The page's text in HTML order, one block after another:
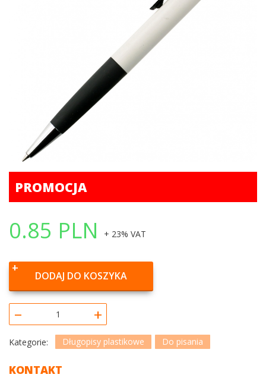
PROMOCJA
0.85 PLN + 23% VAT
DODAJ DO KOSZYKA
– +
Kategorie: Długopisy plastikowe Do pisania
KONTAKT